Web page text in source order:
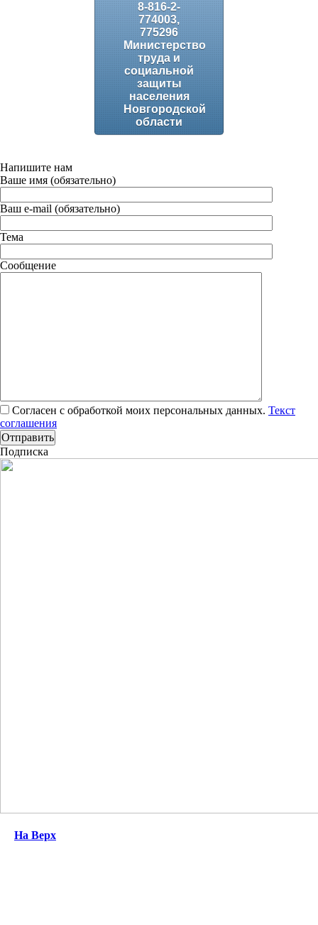
8-816-2-
774003,
775296
Министерство
труда и
социальной
защиты
населения
Новгородской
области
Напишите нам
Ваше имя (обязательно)
Ваш e-mail (обязательно)
Тема
Сообщение
Согласен с обработкой моих персональных данных. Текст
соглашения
Подписка
На Верх